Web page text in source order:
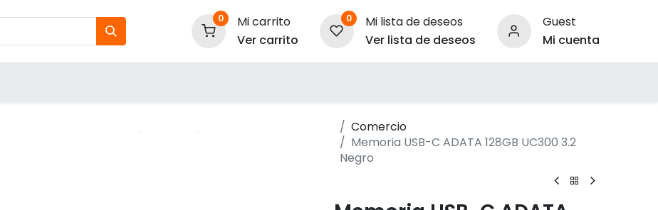
0
Mi carrito
Ver carrito
0
Mi lista de deseos
Ver lista de deseos
Guest
Mi cuenta
Comercio
Memoria USB-C ADATA 128GB UC300 3.2
Negro